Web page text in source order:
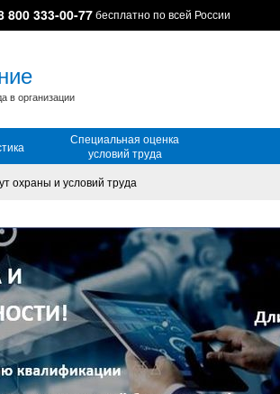
800 333-00-77бесплатно по всей России
в организации
Специальная оценка
условий труда
охраны и условий труда